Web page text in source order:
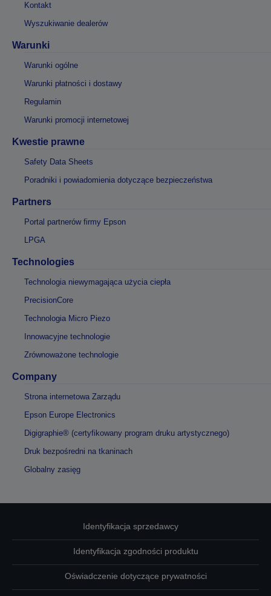
Kontakt
Wyszukiwanie dealerów
Warunki
Warunki ogólne
Warunki płatności i dostawy
Regulamin
Warunki promocji internetowej
Kwestie prawne
Safety Data Sheets
Poradniki i powiadomienia dotyczące bezpieczeństwa
Partners
Portal partnerów firmy Epson
LPGA
Technologies
Technologia niewymagająca użycia ciepła
PrecisionCore
Technologia Micro Piezo
Innowacyjne technologie
Zrównoważone technologie
Company
Strona internetowa Zarządu
Epson Europe Electronics
Digigraphie® (certyfikowany program druku artystycznego)
Druk bezpośredni na tkaninach
Globalny zasięg
Identyfikacja sprzedawcy
Identyfikacja zgodności produktu
Oświadczenie dotyczące prywatności